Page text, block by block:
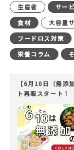
生産者
サー
食材
大容量
フードロス対策
栄養コラム
【6月10日（無添
ト再販スタート！